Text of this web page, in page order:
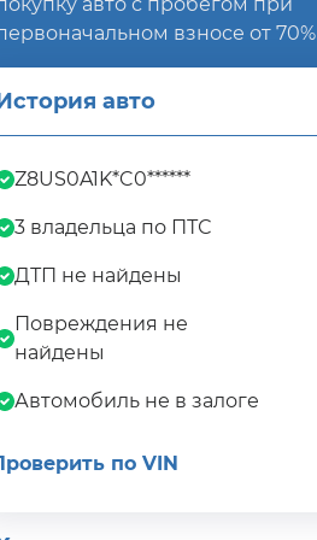
взносе от 70%
авто
Z8US0A1K*C0******
3 владельца по ПТС
ДТП не найдены
Повреждения не
найдены
Автомобиль не в залоге
по VIN